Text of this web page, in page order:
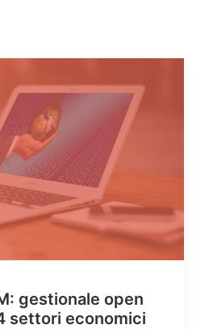
gestionale open
settori economici